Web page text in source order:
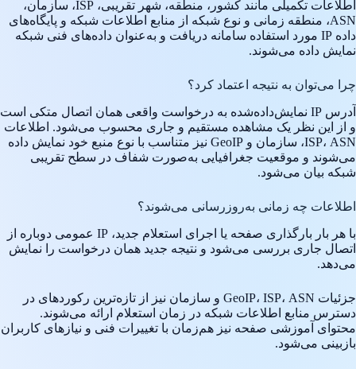
اطلاعات تکمیلی مانند کشور، منطقه، شهر تقریبی، ISP، سازمان،
ASN، منطقه زمانی و نوع شبکه از منابع اطلاعات شبکه و پایگاه‌های
داده IP مورد استفاده سامانه دریافت و به‌عنوان داده‌های فنی شبکه
نمایش داده می‌شوند.
چرا می‌توان به نتیجه اعتماد کرد؟
آدرس IP نمایش‌داده‌شده به درخواست واقعی همان اتصال متکی است
و از این نظر یک مشاهده مستقیم و جاری محسوب می‌شود. اطلاعات
ISP، ASN، سازمان و GeoIP نیز متناسب با نوع منبع خود نمایش داده
می‌شوند و موقعیت جغرافیایی به‌صورت شفاف در سطح تقریبی
شبکه بیان می‌شود.
اطلاعات چه زمانی به‌روزرسانی می‌شوند؟
با هر بار بارگذاری صفحه یا اجرای استعلام جدید، IP عمومی دوباره از
اتصال جاری بررسی می‌شود و نتیجه جدید همان درخواست را نمایش
می‌دهد.
جزئیات GeoIP، ISP، ASN و سازمان نیز از تازه‌ترین رکوردهای در
دسترس منابع اطلاعات شبکه در زمان استعلام ارائه می‌شوند.
محتوای آموزشی صفحه نیز هم‌زمان با تغییرات فنی و نیازهای کاربران
بازبینی می‌شود.